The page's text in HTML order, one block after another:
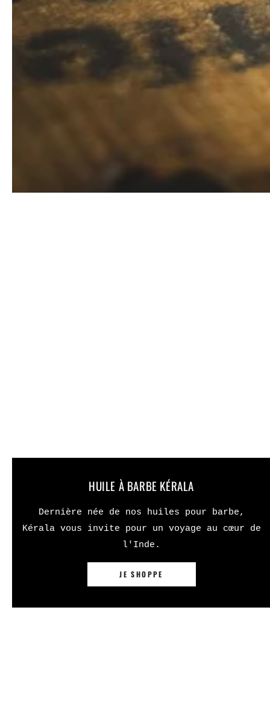
HUILE À BARBE KÉRALA
Dernière née de nos huiles pour barbe,
Kérala vous invite pour un voyage au cœur de
l'Inde.
JE SHOPPE